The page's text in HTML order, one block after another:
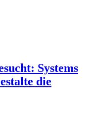
Systems
die